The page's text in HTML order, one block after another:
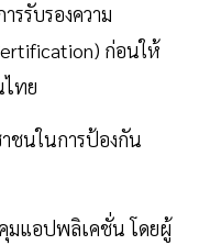
รรับรองความ
ก่อนให้
ทย
ชนในการป้องกัน
มแอปพลิเคชั่น โดยผู้